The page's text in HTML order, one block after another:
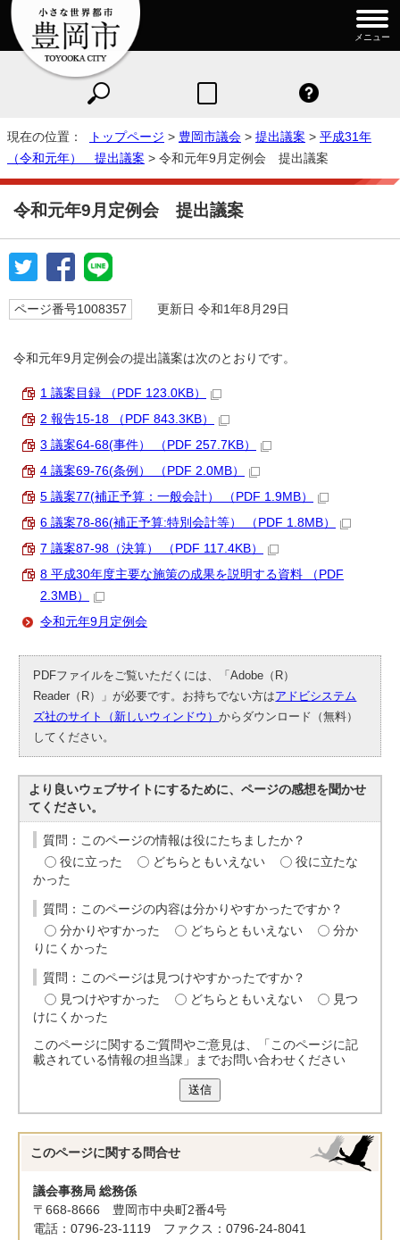
メニュー
現在の位置： トップページ > 豊岡市議会 > 提出議案 > 平成31年
（令和元年） 提出議案 > 令和元年9月定例会 提出議案
令和元年9月定例会 提出議案
ページ番号1008357 更新日 令和1年8月29日
令和元年9月定例会の提出議案は次のとおりです。
1 議案目録 （PDF 123.0KB）
2 報告15-18 （PDF 843.3KB）
3 議案64-68(事件） （PDF 257.7KB）
4 議案69-76(条例） （PDF 2.0MB）
5 議案77(補正予算：一般会計） （PDF 1.9MB）
6 議案78-86(補正予算:特別会計等） （PDF 1.8MB）
7 議案87-98（決算） （PDF 117.4KB）
8 平成30年度主要な施策の成果を説明する資料 （PDF
2.3MB）
令和元年9月定例会
PDFファイルをご覧いただくには、「Adobe（R）
Reader（R）」が必要です。お持ちでない方はアドビシステム
ズ社のサイト（新しいウィンドウ）からダウンロード（無料）
してください。
より良いウェブサイトにするために、ページの感想を聞かせ
てください。
質問：このページの情報は役にたちましたか？
役に立った
どちらともいえない
役に立たな
かった
質問：このページの内容は分かりやすかったですか？
分かりやすかった
どちらともいえない
分か
りにくかった
質問：このページは見つけやすかったですか？
見つけやすかった
どちらともいえない
見つ
けにくかった
このページに関するご質問やご意見は、「このページに記
載されている情報の担当課」までお問い合わせください
送信
このページに関する 問合せ
議会事務局 総務係
〒668-8666 豊岡市中央町2番4号
電話：0796-23-1119 ファクス：0796-24-8041